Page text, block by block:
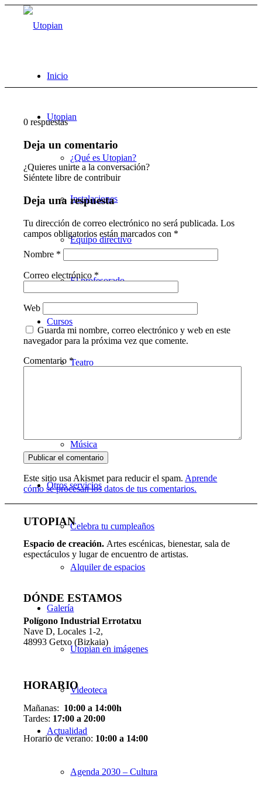
Inicio
Utopian
¿Qué es Utopian?
Instalaciones
Equipo directivo
El profesorado
Cursos
Teatro
Música
Otros servicios
Celebra tu cumpleaños
Alquiler de espacios
Galería
Utopian en imágenes
Videoteca
Actualidad
Agenda 2030 – Cultura
0 respuestas
Deja un comentario
¿Quieres unirte a la conversación?
Siéntete libre de contribuir
Deja una respuesta
Tu dirección de correo electrónico no será publicada. Los
campos obligatorios están marcados con *
Nombre *
Correo electrónico*
Web
Guarda mi nombre, correo electrónico y web en este
navegador para la próxima vez que comente.
Comentario *
Este sitio usa Akismet para reducir el spam. Aprende
cómo se procesan los datos de tus comentarios.
UTOPIAN
Espacio de creación. Artes escénicas, bienestar, sala de
espectáculos y lugar de encuentro de artistas.
DÓNDE ESTAMOS
Polígono Industrial Errotatxu
Nave D, Locales 1-2,
48993 Getxo (Bizkaia)
HORARIO
Mañanas: 10:00 a 14:00h
Tardes: 17:00 a 20:00
Horario de verano: 10:00 a 14:00